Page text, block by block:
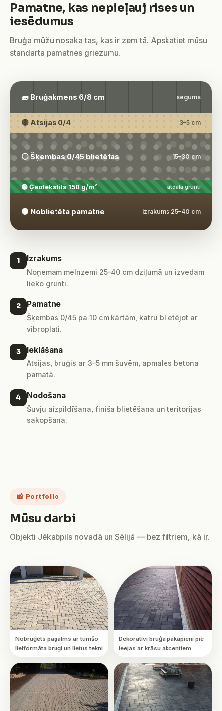
Pamatne, kas nepieļauj rises un
iesēdumus
Bruģa mūžu nosaka tas, kas ir zem tā. Apskatiet mūsu
standarta pamatnes griezumu.
🧱 Bruģakmens 6/8 cm segums
🟡 Atsijas 0/4 3–5 cm
⚪ Šķembas 0/45 blietētas 15–30 cm
🟢 Ģeotekstils 150 g/m² atdala grunti
🟤 Noblietēta pamatne izrakums 25–40 cm
1 Izrakums
Noņemam melnzemi 25–40 cm dziļumā un izvedam
lieko grunti.
2 Pamatne
Šķembas 0/45 pa 10 cm kārtām, katru blietējot ar
vibroplati.
3 Ieklāšana
Atsijas, bruģis ar 3–5 mm šuvēm, apmales betona
pamatā.
4 Nodošana
Šuvju aizpildīšana, finiša blietēšana un teritorijas
sakopšana.
📸 Portfolio
Mūsu darbi
Objekti Jēkabpils novadā un Sēlijā — bez filtriem, kā ir.
Nobruģēts pagalms ar tumšo
lielformāta bruģi un lietus tekni
Dekoratīvi bruģa pakāpieni pie
ieejas ar krāsu akcentiem